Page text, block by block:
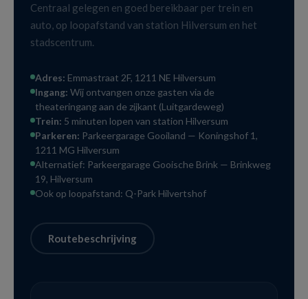
Centraal gelegen en goed bereikbaar per trein en
auto, op loopafstand van station Hilversum en het
stadscentrum.
Adres: Emmastraat 2F, 1211 NE Hilversum
Ingang: Wij ontvangen onze gasten via de
theateringang aan de zijkant (Luitgardeweg)
Trein: 5 minuten lopen van station Hilversum
Parkeren: Parkeergarage Gooiland — Koningshof 1,
1211 MG Hilversum
Alternatief: Parkeergarage Gooische Brink — Brinkweg
19, Hilversum
Ook op loopafstand: Q-Park Hilvertshof
Routebeschrijving